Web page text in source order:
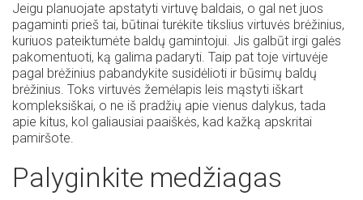
Jeigu planuojate apstatyti virtuvę baldais, o gal net juos
pagaminti prieš tai, būtinai turėkite tikslius virtuvės brėžinius,
kuriuos pateiktumėte baldų gamintojui. Jis galbūt irgi galės
pakomentuoti, ką galima padaryti. Taip pat toje virtuvėje
pagal brėžinius pabandykite susidėlioti ir būsimų baldų
brėžinius. Toks virtuvės žemėlapis leis mąstyti iškart
kompleksiškai, o ne iš pradžių apie vienus dalykus, tada
apie kitus, kol galiausiai paaiškės, kad kažką apskritai
pamiršote.
Palyginkite medžiagas